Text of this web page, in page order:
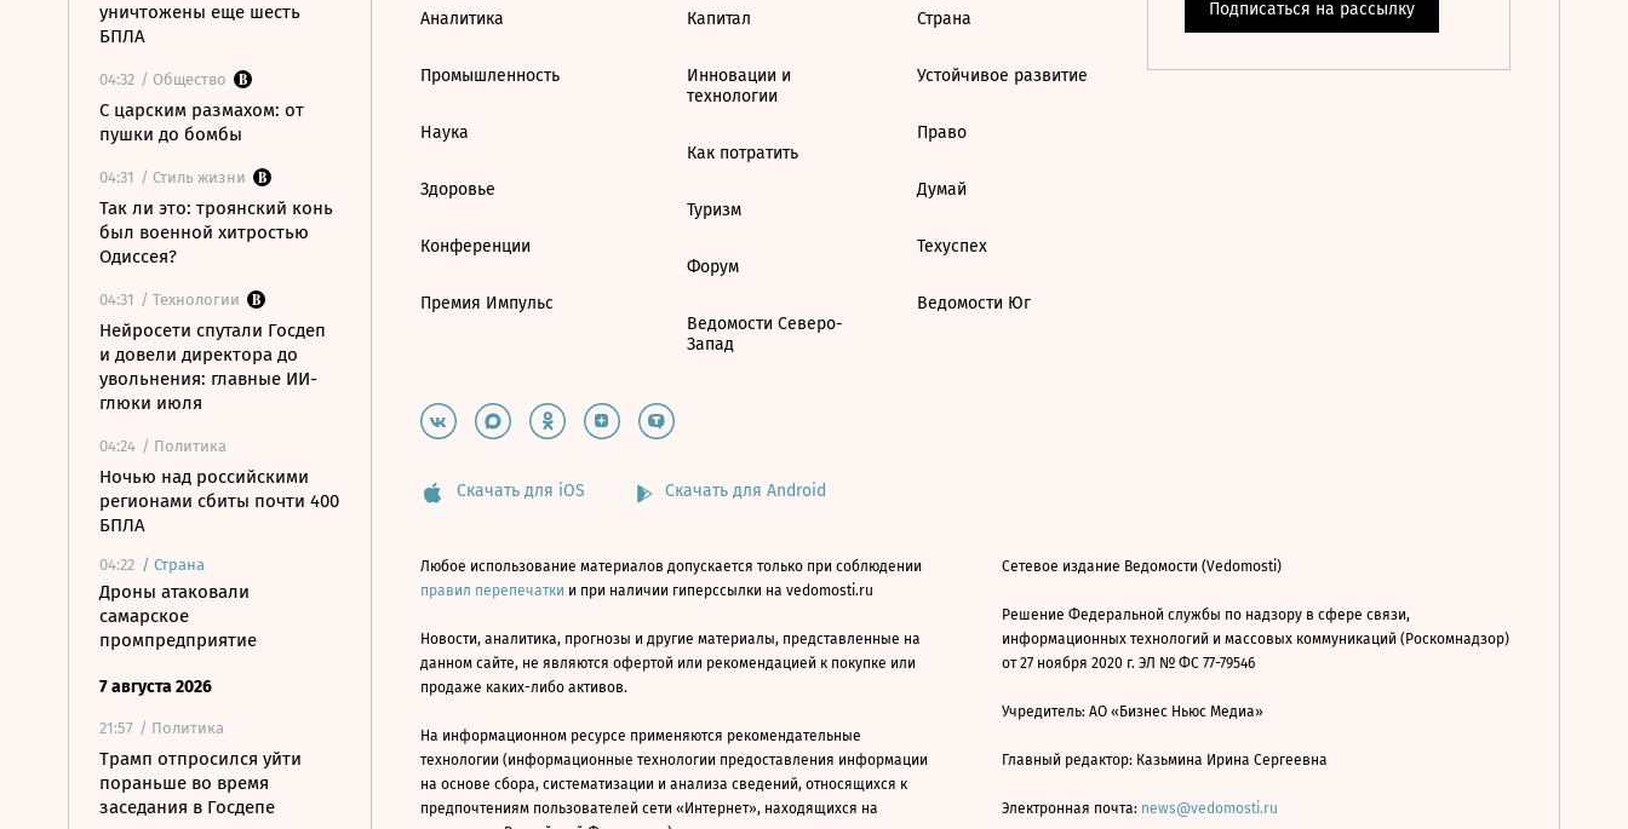
уничтожены еще шесть
БПЛА
04:32 / Общество
С царским размахом: от
пушки до бомбы
04:31 / Стиль жизни
Так ли это: троянский конь
был военной хитростью
Одиссея?
04:31 / Технологии
Нейросети спутали Госдеп
и довели директора до
увольнения: главные ИИ-
глюки июля
04:24 / Политика
Ночью над российскими
регионами сбиты почти 400
БПЛА
04:22 / Страна
Дроны атаковали
самарское
промпредприятие
7 августа 2026
21:57 / Политика
Трамп отпросился уйти
пораньше во время
заседания в Госдепе
Аналитика
Промышленность
Наука
Здоровье
Конференции
Премия Импульс
Капитал
Инновации и
технологии
Как потратить
Туризм
Форум
Ведомости Северо-
Запад
Страна
Устойчивое развитие
Право
Думай
Техуспех
Ведомости Юг
Скачать для iOS Скачать для Android
Любое использование материалов допускается только при соблюдении
правил перепечатки и при наличии гиперссылки на vedomosti.ru
Новости, аналитика, прогнозы и другие материалы, представленные на
данном сайте, не являются офертой или рекомендацией к покупке или
продаже каких-либо активов.
На информационном ресурсе применяются рекомендательные
технологии (информационные технологии предоставления информации
на основе сбора, систематизации и анализа сведений, относящихся к
предпочтениям пользователей сети «Интернет», находящихся на
Сетевое издание Ведомости (Vedomosti)
Решение Федеральной службы по надзору в сфере связи,
информационных технологий и массовых коммуникаций (Роскомнадзор)
от 27 ноября 2020 г. ЭЛ № ФС 77-79546
Учредитель: АО «Бизнес Ньюс Медиа»
Главный редактор: Казьмина Ирина Сергеевна
Электронная почта: news@vedomosti.ru